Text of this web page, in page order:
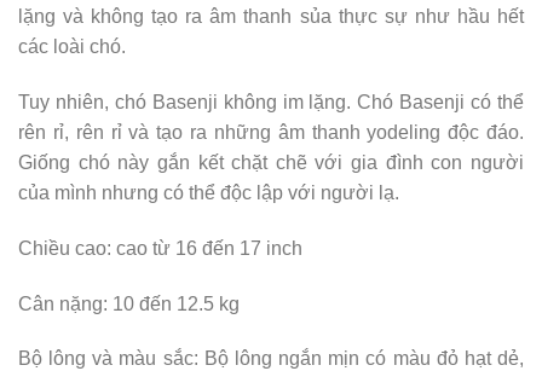
lặng và không tạo ra âm thanh sủa thực sự như hầu hết
các loài chó.
Tuy nhiên, chó Basenji không im lặng. Chó Basenji có thể
rên rỉ, rên rỉ và tạo ra những âm thanh yodeling độc đáo.
Giống chó này gắn kết chặt chẽ với gia đình con người
của mình nhưng có thể độc lập với người lạ.
Chiều cao: cao từ 16 đến 17 inch
Cân nặng: 10 đến 12.5 kg
Bộ lông và màu sắc: Bộ lông ngắn mịn có màu đỏ hạt dẻ,